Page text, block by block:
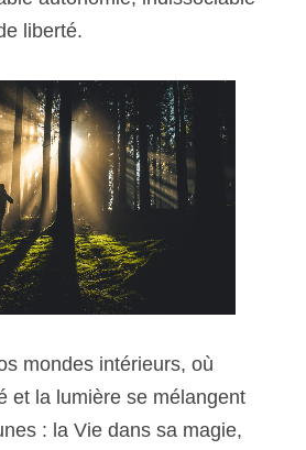
liberté.
mondes intérieurs, où
et la lumière se mélangent
: la Vie dans sa magie,